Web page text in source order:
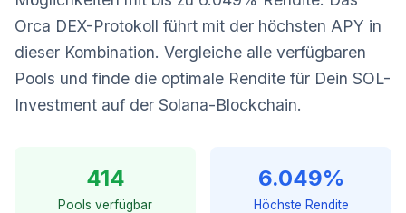
Orca DEX-Protokoll führt mit der höchsten APY in
dieser Kombination. Vergleiche alle verfügbaren
Pools und finde die optimale Rendite für Dein SOL-
Investment auf der Solana-Blockchain.
414
Pools verfügbar
6.049%
Höchste Rendite